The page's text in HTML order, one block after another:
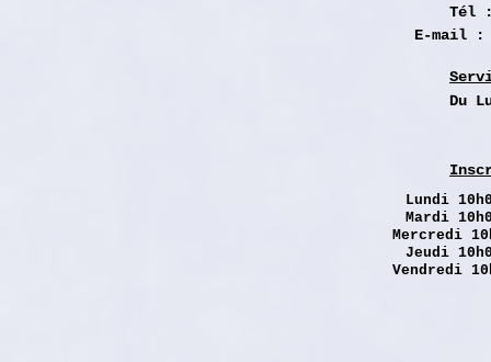
Tél
E-mail
Du
Lundi
Mardi
Mercredi
Jeudi
Vendredi